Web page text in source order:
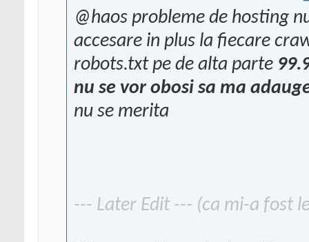
@haos probleme de hosting
accesare in plus la fiecare
robots.txt pe de alta parte
nu se vor obosi sa ma
nu se merita
--- Later Edit --- (ca mi-a fost